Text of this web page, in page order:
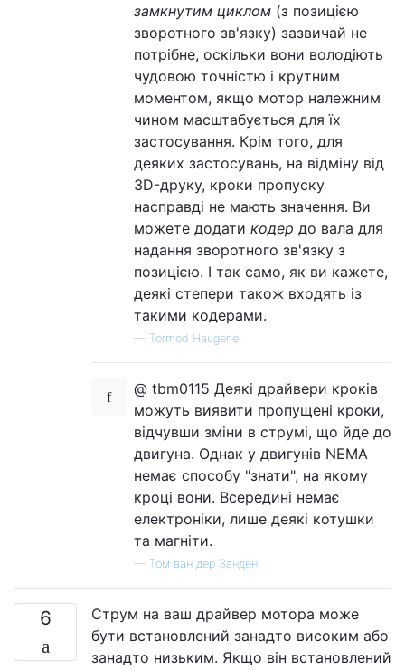
замкнутим циклом (з позицією
зворотного зв'язку) зазвичай не
потрібне, оскільки вони володіють
чудовою точністю і крутним
моментом, якщо мотор належним
чином масштабується для їх
застосування. Крім того, для
деяких застосувань, на відміну від
3D-друку, кроки пропуску
насправді не мають значення. Ви
можете додати кодер до вала для
надання зворотного зв'язку з
позицією. І так само, як ви кажете,
деякі степери також входять із
такими кодерами.
— Tormod Haugene
@ tbm0115 Деякі драйвери кроків
можуть виявити пропущені кроки,
відчувши зміни в струмі, що йде до
двигуна. Однак у двигунів NEMA
немає способу "знати", на якому
кроці вони. Всередині немає
електроніки, лише деякі котушки
та магніти.
— Том ван дер Занден
6
Струм на ваш драйвер мотора може
бути встановлений занадто високим або
занадто низьким. Якщо він встановлений